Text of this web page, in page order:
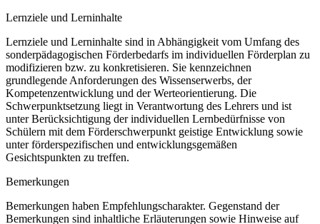
Lernziele und Lerninhalte
Lernziele und Lerninhalte sind in Abhängigkeit vom Umfang des
sonderpädagogischen Förderbedarfs im individuellen Förderplan zu
modifizieren bzw. zu konkretisieren. Sie kennzeichnen
grundlegende Anforderungen des Wissenserwerbs, der
Kompetenzentwicklung und der Werteorientierung. Die
Schwerpunktsetzung liegt in Verantwortung des Lehrers und ist
unter Berücksichtigung der individuellen Lernbedürfnisse von
Schülern mit dem Förderschwerpunkt geistige Entwicklung sowie
unter förderspezifischen und entwicklungsgemäßen
Gesichtspunkten zu treffen.
Bemerkungen
Bemerkungen haben Empfehlungscharakter. Gegenstand der
Bemerkungen sind inhaltliche Erläuterungen sowie Hinweise auf